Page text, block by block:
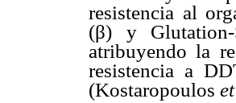
resistencia al
(β) y Glutation-
atribuyendo la
resistencia a
(Kostaropoulos